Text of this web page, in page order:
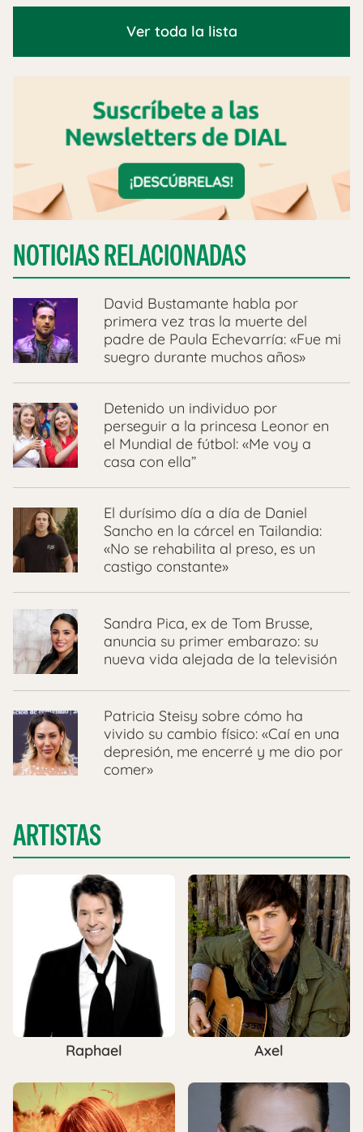
Ver toda la lista
NOTICIAS RELACIONADAS
David Bustamante habla por
primera vez tras la muerte del
padre de Paula Echevarría: «Fue mi
suegro durante muchos años»
Detenido un individuo por
perseguir a la princesa Leonor en
el Mundial de fútbol: «Me voy a
casa con ella”
El durísimo día a día de Daniel
Sancho en la cárcel en Tailandia:
«No se rehabilita al preso, es un
castigo constante»
Sandra Pica, ex de Tom Brusse,
anuncia su primer embarazo: su
nueva vida alejada de la televisión
Patricia Steisy sobre cómo ha
vivido su cambio físico: «Caí en una
depresión, me encerré y me dio por
comer»
ARTISTAS
Raphael Axel